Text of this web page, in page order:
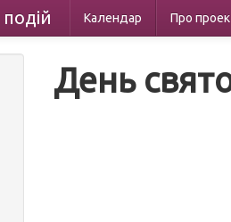
подій Календар Про
День